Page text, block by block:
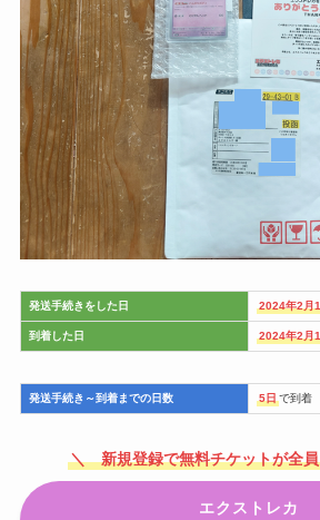
発送手続きをした日 2024年2月
到着した日 2024年2月
発送手続き～到着までの日数 5日 で到着
＼ 新規登録で無料チケットが全
エクストレカ